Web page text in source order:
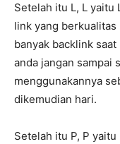
Setelah itu L, L yaitu
link yang
banyak backlink
anda jangan sampai
menggunakannya
dikemudian hari.
Setelah itu P, P